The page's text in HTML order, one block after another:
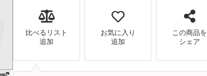
比べるリスト
追加
お気に入り
追加
この商品を
シェア